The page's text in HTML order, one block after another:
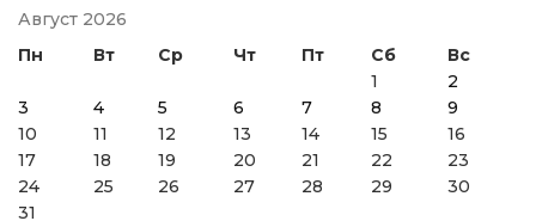
Август 2026
Пн
Вт Ср Чт Пт Сб
Вс
1
2
3
4 5 6 7 8
9
10
11 12 13 14 15
16
17
18 19 20 21 22
23
24
25 26 27 28 29
30
31